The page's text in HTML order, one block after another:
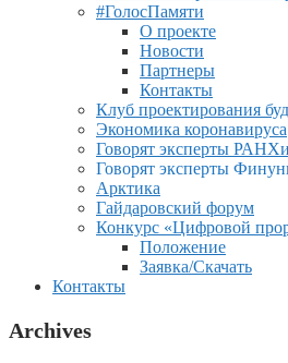
#ГолосПамяти
О проекте
Новости
Партнеры
Контакты
Клуб проектирования
Экономика коронавируса
Говорят эксперты
Говорят эксперты
Арктика
Гайдаровский форум
Конкурс «Цифровой
Положение
Заявка/Скачать
Контакты
Archives